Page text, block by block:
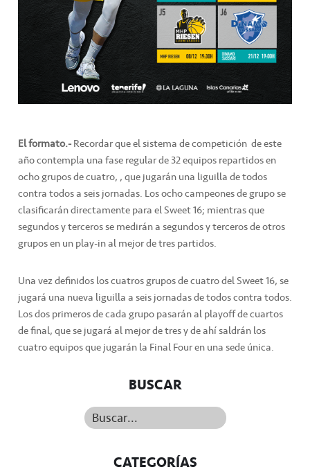
El formato.-Recordar que el sistema de competición de este
año contempla una fase regular de 32 equipos repartidos en
ocho grupos de cuatro, , que jugarán una liguilla de todos
contra todos a seis jornadas. Los ocho campeones de grupo se
clasificarán directamente para el Sweet 16; mientras que
segundos y terceros se medirán a segundos y terceros de otros
grupos en un play-in al mejor de tres partidos.
Una vez definidos los cuatros grupos de cuatro del Sweet 16, se
jugará una nueva liguilla a seis jornadas de todos contra todos.
Los dos primeros de cada grupo pasarán al playoff de cuartos
de final, que se jugará al mejor de tres y de ahí saldrán los
cuatro equipos que jugarán la Final Four en una sede única.
BUSCAR
Buscar...
CATEGORÍAS